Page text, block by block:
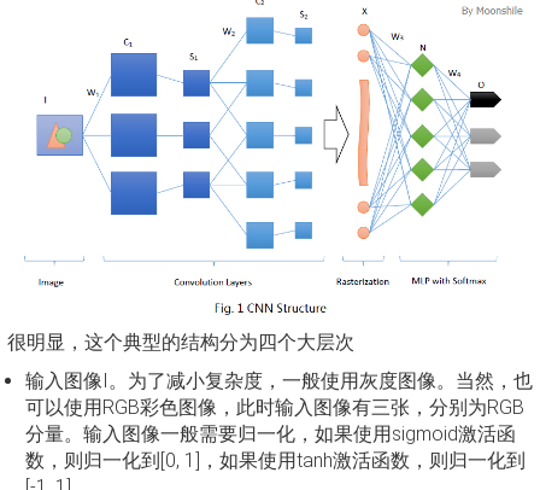
很明显，这个典型的结构分为四个大层次
输入图像I。为了减小复杂度，一般使用灰度图像。当然，也
可以使用RGB彩色图像，此时输入图像有三张，分别为RGB
分量。输入图像一般需要归一化，如果使用sigmoid激活函
数，则归一化到[0, 1]，如果使用tanh激活函数，则归一化到